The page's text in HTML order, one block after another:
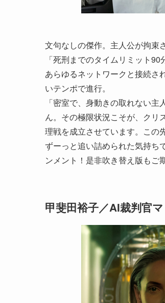
文句なしの傑作。主人公が拘束
「死刑までのタイムリミット
あらゆるネットワークと接続さ
いテンポで進行。
「密室で、身動きの取れない
ん。その極限状況こそが、クリ
理戦を成立させています。この
ずーっと追い詰められた気持ち
ンメント！是非吹き替え版もご
甲斐田裕子／AI裁判官